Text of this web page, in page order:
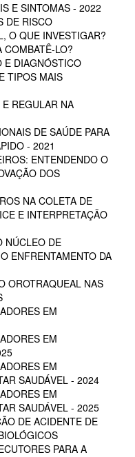
E SINTOMAS - 2022
DE RISCO
O QUE INVESTIGAR?
COMBATÊ-LO?
E DIAGNÓSTICO
TIPOS MAIS
REGULAR NA
DE SAÚDE PARA
- 2021
ENTENDENDO O
DOS
NA COLETA DE
E INTERPRETAÇÃO
NÚCLEO DE
ENFRENTAMENTO DA
OROTRAQUEAL NAS
EM
EM
EM
SAUDÁVEL - 2024
EM
SAUDÁVEL - 2025
DE ACIDENTE DE
PARA A